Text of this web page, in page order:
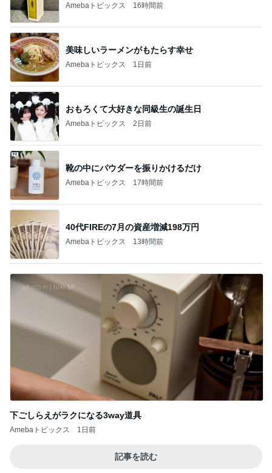
Amebaトピックス 16時間前
美味しいラーメンがもたらす幸せ
Amebaトピックス 1日前
おもろくて大好きな同級生の誕生日
Amebaトピックス 2日前
靴の中にパウダーを振りかけるだけ
Amebaトピックス 17時間前
40代FIREの7月の資産増減198万円
Amebaトピックス 13時間前
下ごしらえがラクになる3way道具
Amebaトピックス 1日前
記事を読む